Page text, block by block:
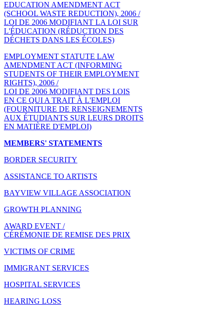
EDUCATION AMENDMENT ACT
(SCHOOL WASTE REDUCTION), 2006 /
LOI DE 2006 MODIFIANT LA LOI SUR
L'ÉDUCATION (RÉDUCTION DES
DÉCHETS DANS LES ÉCOLES)
EMPLOYMENT STATUTE LAW
AMENDMENT ACT (INFORMING
STUDENTS OF THEIR EMPLOYMENT
RIGHTS), 2006 /
LOI DE 2006 MODIFIANT DES LOIS
EN CE QUI A TRAIT À L'EMPLOI
(FOURNITURE DE RENSEIGNEMENTS
AUX ÉTUDIANTS SUR LEURS DROITS
EN MATIÈRE D'EMPLOI)
MEMBERS' STATEMENTS
BORDER SECURITY
ASSISTANCE TO ARTISTS
BAYVIEW VILLAGE ASSOCIATION
GROWTH PLANNING
AWARD EVENT /
CÉRÉMONIE DE REMISE DES PRIX
VICTIMS OF CRIME
IMMIGRANT SERVICES
HOSPITAL SERVICES
HEARING LOSS